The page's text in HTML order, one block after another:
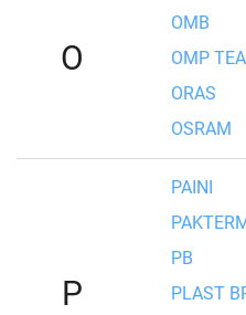
O
OMB
OMP TEA
ORAS
OSRAM
P
PAINI
PB
PLAST